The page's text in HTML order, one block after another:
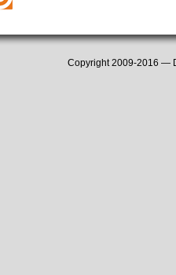
Copyright 2009-2016 —